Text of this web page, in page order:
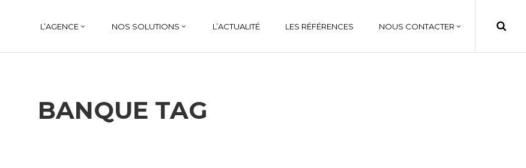
L’AGENCE NOS SOLUTIONS L’ACTUALITÉ LES RÉFÉRENCES NOUS CONTACTER
BANQUE TAG